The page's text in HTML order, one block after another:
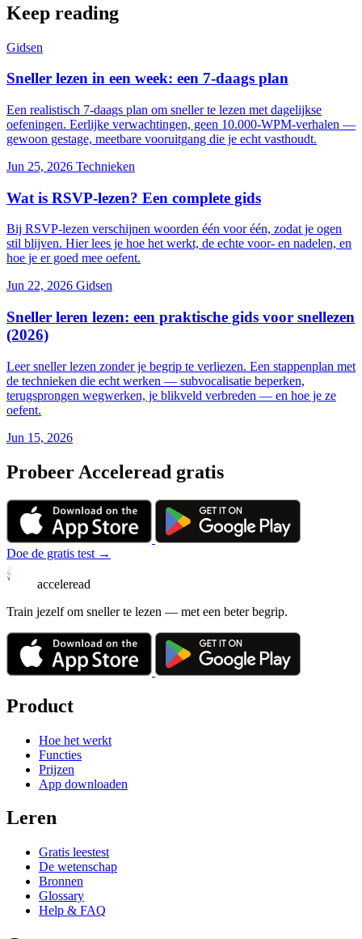
Keep reading
Gidsen
Sneller lezen in een week: een 7-daags plan
Een realistisch 7-daags plan om sneller te lezen met dagelijkse
oefeningen. Eerlijke verwachtingen, geen 10.000-WPM-verhalen —
gewoon gestage, meetbare vooruitgang die je echt vasthoudt.
Jun 25, 2026 Technieken
Wat is RSVP-lezen? Een complete gids
Bij RSVP-lezen verschijnen woorden één voor één, zodat je ogen
stil blijven. Hier lees je hoe het werkt, de echte voor- en nadelen, en
hoe je er goed mee oefent.
Jun 22, 2026 Gidsen
Sneller leren lezen: een praktische gids voor snellezen
(2026)
Leer sneller lezen zonder je begrip te verliezen. Een stappenplan met
de technieken die echt werken — subvocalisatie beperken,
terugsprongen wegwerken, je blikveld verbreden — en hoe je ze
oefent.
Jun 15, 2026
Probeer Acceleread gratis
Doe de gratis test →
acceleread
Train jezelf om sneller te lezen — met een beter begrip.
Product
Hoe het werkt
Functies
Prijzen
App downloaden
Leren
Gratis leestest
De wetenschap
Bronnen
Glossary
Help & FAQ